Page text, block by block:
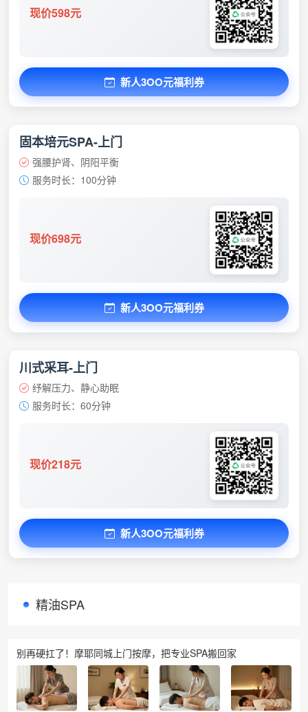
现价598元
新人3OO元福利券
固本培元SPA-上门
强腰护肾、阴阳平衡
服务时长：100分钟
现价698元
新人3OO元福利券
川式采耳-上门
纾解压力、静心助眠
服务时长：60分钟
现价218元
新人3OO元福利券
精油SPA
别再硬扛了！摩耶同城上门按摩，把专业SPA搬回家